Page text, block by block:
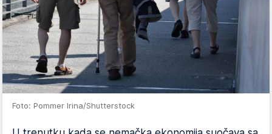
Foto: Pommer Irina/Shutterstock